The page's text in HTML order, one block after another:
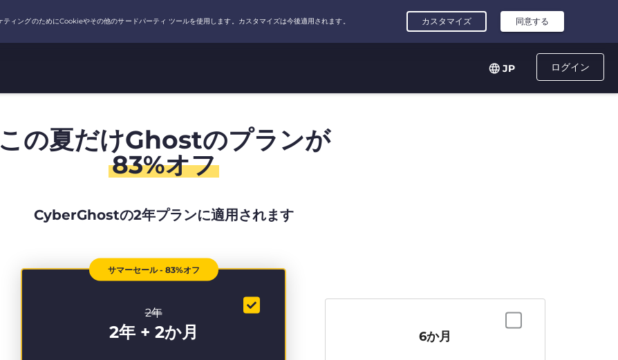
ログイン
JP
この夏だけGhostのプランが
83%オフ
CyberGhostの2年プランに適用されます
サマーセール - 83%オフ
2年
2年 + 2か月 6か月